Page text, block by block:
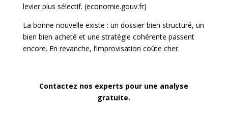
levier plus sélectif. (economie.gouv.fr)
La bonne nouvelle existe : un dossier bien structuré, un
bien bien acheté et une stratégie cohérente passent
encore. En revanche, l’improvisation coûte cher.
Contactez nos experts pour une analyse
gratuite.